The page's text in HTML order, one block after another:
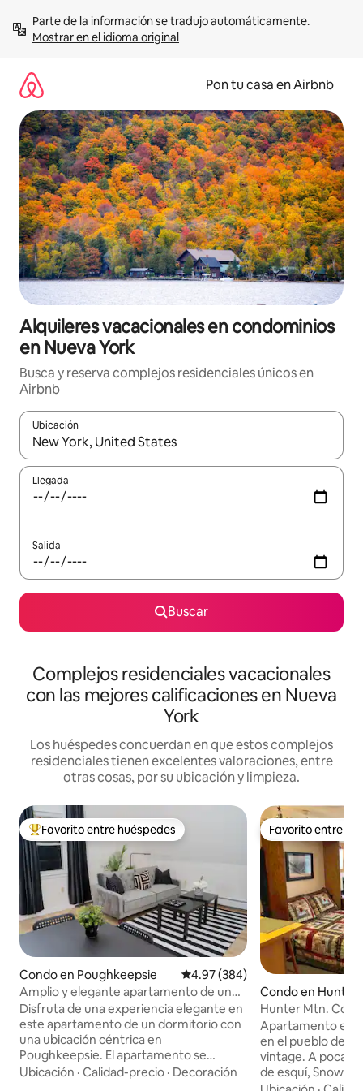
contenidoMostrar en el idioma original
Pon tu casa en Airbnb
Alquileres vacacionales en condominios
en Nueva York
Busca y reserva complejos residenciales únicos en
Airbnb
Ubicación
Cuando los resultados estén disponibles, navega con las
Llegada
Salida
Buscar
Complejos residenciales vacacionales
con las mejores calificaciones en Nueva
York
Los huéspedes concuerdan en que estos complejos
residenciales tienen excelentes valoraciones, entre
otras cosas, por su ubicación y limpieza.
Favorito entre huéspedes preferido
Favorito entre huéspedes
Condo en Poughkeepsie Calificación promedio: 4.97 de
4.97 (384)
Amplio y elegante apartamento de un
dormitorio.
Disfruta de una experiencia elegante en
este apartamento de un dormitorio con
una ubicación céntrica en
Poughkeepsie. El apartamento se
encuentra en una tranquila casa
Ubicación · Calidad-precio · Decoración
Favorito entre
Favorito entre
Condo en Hunter
Hunter Mtn.
acogedor
Apartamento
en el pueblo de
vintage. A poca
de esquí,
lago/playa